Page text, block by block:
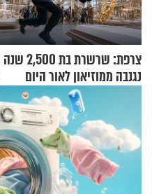
צרפת: שרשרת בת 2,500 שנה
נגנבה ממוזיאון לאור היום